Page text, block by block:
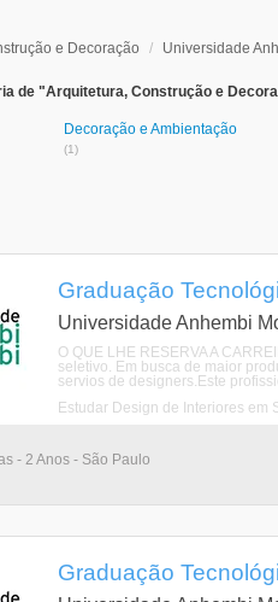
e Decoração / Universidade
de "Arquitetura, Construção e
Decoração e Ambientação
(1)
Graduação
Universidade Anhembi
O QUE LHE RESERVA A
seletivo. Em busca de maior
servios de designers.Este
Estudar Design de Interiores em
- 2 Anos - São Paulo
Graduação